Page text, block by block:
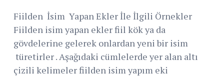
Fiilden İsim Yapan Ekler İle İlgili Örnekler
Fiilden isim yapan ekler fiil kök ya da
gövdelerine gelerek onlardan yeni bir isim
türetirler . Aşağıdaki cümlelerde yer alan altı
çizili kelimeler fiilden isim yapım eki